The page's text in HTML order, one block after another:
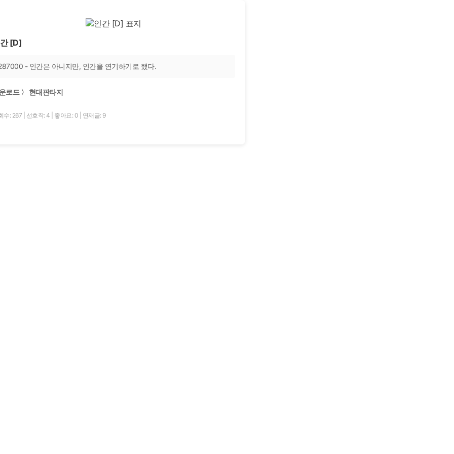
[D]
- 인간은 아니지만, 인간을 연기하기로 했다.
로드 〉 현대판타지
수: 267 선호작: 4 좋아요: 0 연재글: 9